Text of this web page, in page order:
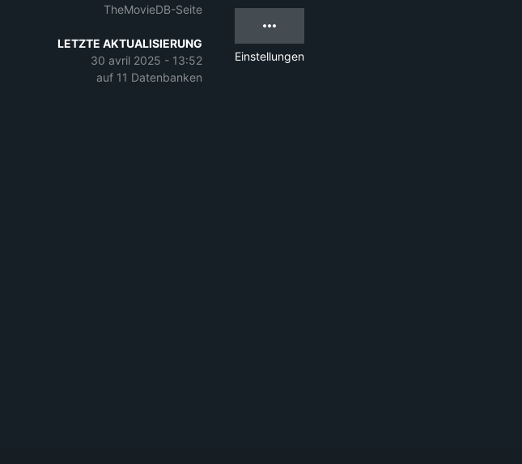
TheMovieDB-Seite
LETZTE AKTUALISIERUNG
30 avril 2025 - 13:52
auf 11 Datenbanken
Einstellungen